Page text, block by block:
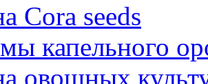
Cora seeds
капельного
овощных